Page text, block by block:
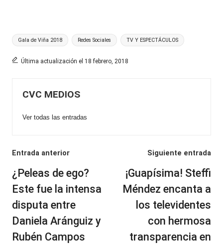
Etiquetas:
Gala de Viña 2018 Redes Sociales TV Y ESPECTÁCULOS
Última actualización el 18 febrero, 2018
CVC MEDIOS
Ver todas las entradas
Navegación
de
entradas
Entrada anterior
¿Peleas de ego?
Este fue la intensa
disputa entre
Daniela Aránguiz y
Rubén Campos
Siguiente entrada
¡Guapísima! Steffi
Méndez encanta a
los televidentes
con hermosa
transparencia en